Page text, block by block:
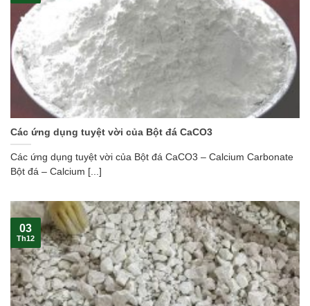
Các ứng dụng tuyệt vời của Bột đá CaCO3
Các ứng dụng tuyệt vời của Bột đá CaCO3 – Calcium Carbonate
Bột đá – Calcium [...]
03
Th12